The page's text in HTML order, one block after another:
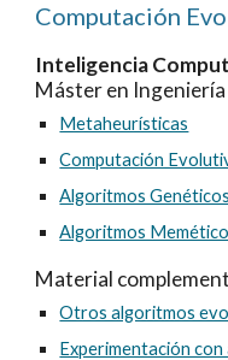
Computación
Inteligencia
Máster en
Metaheurísticas
Computación
Algoritmos Genéticos
Algoritmos
Material
Otros algoritmos
Experimentación